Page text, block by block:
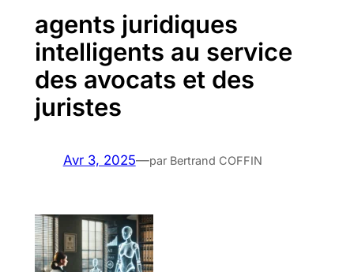
agents juridiques
intelligents au service
des avocats et des
juristes
Avr 3, 2025—par Bertrand COFFIN